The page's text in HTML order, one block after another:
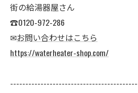
街の給湯器屋さん
☎0120-972-286
✉お問い合わせはこちら
https://waterheater-shop.com/